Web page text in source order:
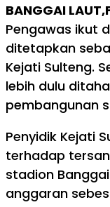
BANGGAI
Pengawas ikut
ditetapkan
Kejati Sulteng.
lebih dulu
pembangunan
Penyidik Kejati
terhadap
stadion
anggaran